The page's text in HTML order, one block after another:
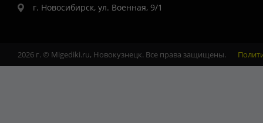
г. Новосибирск, ул. Военная, 9/1
2026 г. © Migediki.ru, Новокузнецк. Все права защищены.